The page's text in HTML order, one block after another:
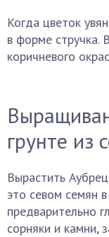
Когда цветок
в форме стручка.
коричневого
грунте из
Вырастить
это севом семян
предварительно
сорняки и камни,